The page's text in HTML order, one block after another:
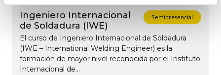
Ingeniero Internacional
de Soldadura (IWE)
Semipresencial
El curso de Ingeniero Internacional de Soldadura
(IWE – International Welding Engineer) es la
formación de mayor nivel reconocida por el Instituto
Internacional de...